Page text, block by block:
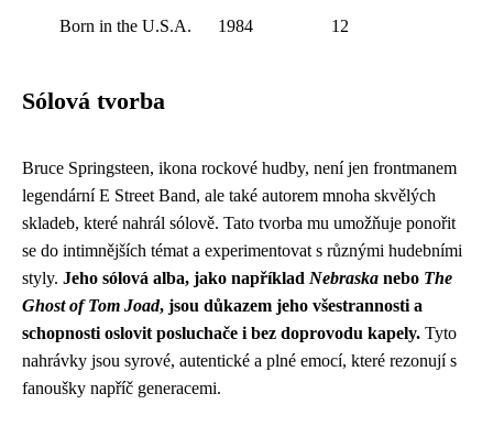
Born in the U.S.A. 1984 12
Sólová tvorba
Bruce Springsteen, ikona rockové hudby, není jen frontmanem
legendární E Street Band, ale také autorem mnoha skvělých
skladeb, které nahrál sólově. Tato tvorba mu umožňuje ponořit
se do intimnějších témat a experimentovat s různými hudebními
styly. Jeho sólová alba, jako například Nebraska nebo The
Ghost of Tom Joad, jsou důkazem jeho všestrannosti a
schopnosti oslovit posluchače i bez doprovodu kapely. Tyto
nahrávky jsou syrové, autentické a plné emocí, které rezonují s
fanoušky napříč generacemi.